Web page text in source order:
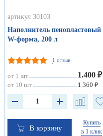
артикул 30103
Наполнитель пенопластовый
W-форма, 200 л
1 отзыв
от 1 шт 1.400 ₽
от 10 шт 1.360 ₽
В корзину
Купить
в 1 клик